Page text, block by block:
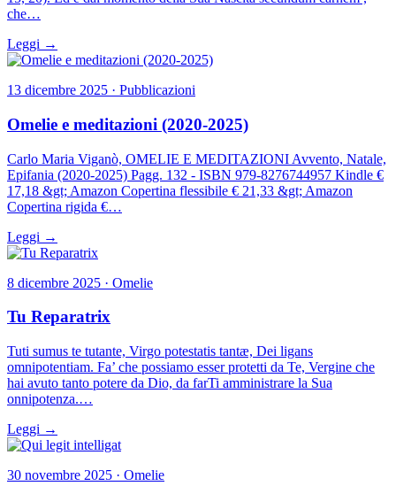
che…
Leggi →
13 dicembre 2025 · Pubblicazioni
Omelie e meditazioni (2020-2025)
Carlo Maria Viganò, OMELIE E MEDITAZIONI Avvento, Natale,
Epifania (2020-2025) Pagg. 132 - ISBN 979-8276744957 Kindle €
17,18 &gt; Amazon Copertina flessibile € 21,33 &gt; Amazon
Copertina rigida €…
Leggi →
8 dicembre 2025 · Omelie
Tu Reparatrix
Tuti sumus te tutante, Virgo potestatis tantæ, Dei ligans
omnipotentiam. Fa’ che possiamo esser protetti da Te, Vergine che
hai avuto tanto potere da Dio, da farTi amministrare la Sua
onnipotenza.…
Leggi →
30 novembre 2025 · Omelie